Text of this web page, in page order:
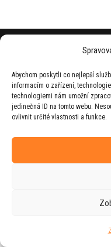
Abychom poskytli co nejlepší
informacím o zařízení,
technologiemi nám umožní
jedinečná ID na tomto webu.
ovlivnit určité vlastnosti a funkce.
© 2026 Jiří
Web vytvořila